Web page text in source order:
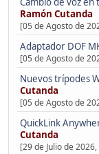
Ramón Cutanda
[05 de Agosto de
Adaptador DOF
[05 de Agosto de
Nuevos trípodes
Cutanda
[05 de Agosto de
QuickLink
Cutanda
[29 de Julio de